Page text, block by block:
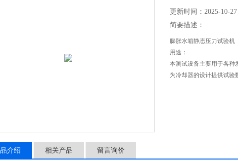
更新时间：2025-10-27
简要描述：
膨胀水箱静态压力试验机
用途：
本测试设备主要用于各种
为冷却器的设计提供试验
介绍 相关产品 留言询价